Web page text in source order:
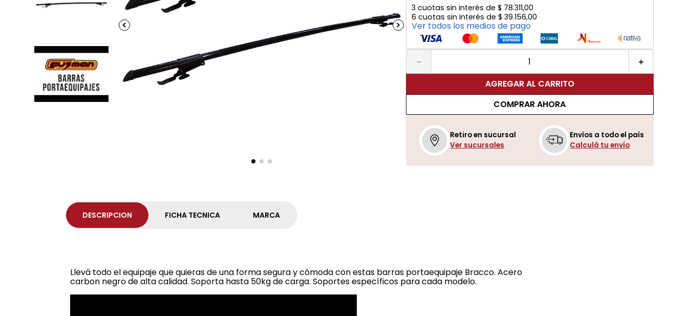
3 cuotas sin interés de $ 78.311,00
6 cuotas sin interés de $ 39.156,00
Ver todos los medios de pago
＋
－
AGREGAR AL CARRITO
COMPRAR AHORA
Retiro en sucursal
Ver sucursales
Envíos a todo el país
Calculá tu envío
DESCRIPCION FICHA TECNICA MARCA
Llevá todo el equipaje que quieras de una forma segura y cómoda con estas barras portaequipaje Bracco. Acero
carbon negro de alta calidad. Soporta hasta 50kg de carga. Soportes específicos para cada modelo.